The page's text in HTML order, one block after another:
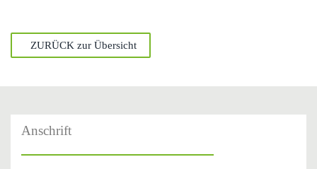
ZURÜCK zur Übersicht
Anschrift